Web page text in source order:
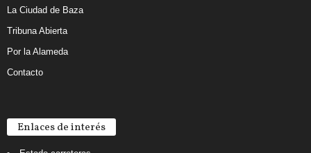
La Ciudad de Baza
Tribuna Abierta
Por la Alameda
Contacto
Enlaces de interés